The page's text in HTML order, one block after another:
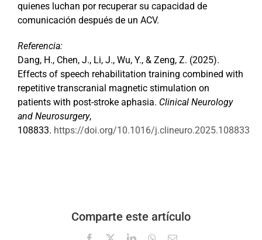
quienes luchan por recuperar su capacidad de
comunicación después de un ACV.
Referencia:
Dang, H., Chen, J., Li, J., Wu, Y., & Zeng, Z. (2025).
Effects of speech rehabilitation training combined with
repetitive transcranial magnetic stimulation on
patients with post-stroke aphasia. Clinical Neurology
and Neurosurgery,
108833. https://doi.org/10.1016/j.clineuro.2025.108833
Comparte este artículo
Facebook LinkedInWhatsApp
Correo